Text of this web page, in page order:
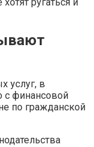
услуг, в
с финансовой
по гражданской